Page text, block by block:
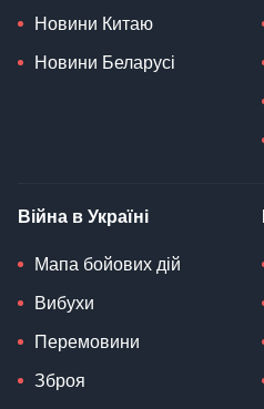
Новини Китаю
Новини Беларусі
Війна в Україні
Мапа бойових дій
Вибухи
Перемовини
Зброя